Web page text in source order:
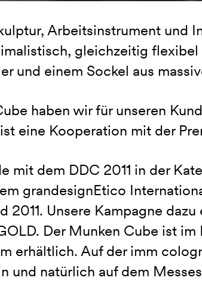
Arbeitsinstrument und
gleichzeitig
und einem Sockel aus
haben wir für unseren
eine Kooperation mit der
mit dem DDC 2011 in der
grandesignEtico
2011. Unsere Kampagne
Der Munken Cube ist
erhältlich. Auf der imm
und natürlich auf dem